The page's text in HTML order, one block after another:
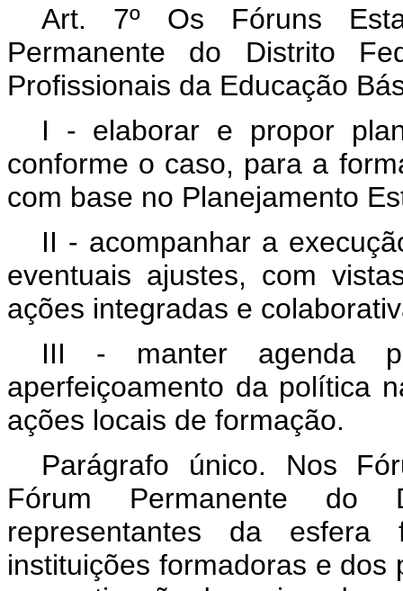
Art. 7º Os Fóruns
Permanente do Distrito
Profissionais da Educação
I - elaborar e propor
conforme o caso, para a
com base no Planejamento
II - acompanhar a
eventuais ajustes, com
ações integradas e
III - manter agenda
aperfeiçoamento da política
ações locais de formação.
Parágrafo único. Nos
Fórum Permanente do
representantes da esfera
instituições formadoras e